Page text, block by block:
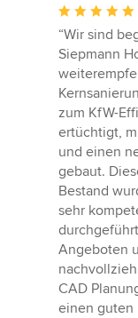
Bewertung:
5
von
5
Sternen
“Wir sind
Siepmann
zum KfW-
ertüchtigt,
und einen
gebaut.
Bestand
sehr
Angeboten
CAD
einen guten